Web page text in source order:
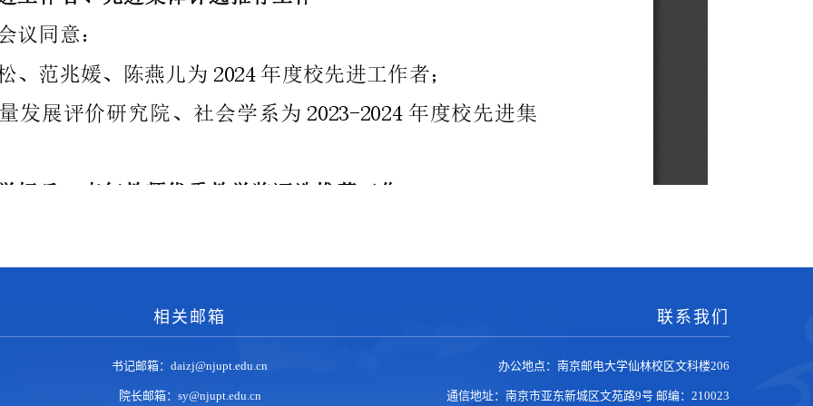
相关邮箱
书记邮箱：daizj@njupt.edu.cn
院长邮箱：sy@njupt.edu.cn
联系我们
办公地点：南京邮电大学仙林校区文科楼206
通信地址：南京市亚东新城区文苑路9号 邮编：210023